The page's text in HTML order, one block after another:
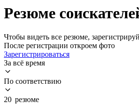
Резюме
Чтобы видеть все резюме,
После регистрации откроем фото
Зарегистрироваться
За всё время
По соответствию
20 резюме